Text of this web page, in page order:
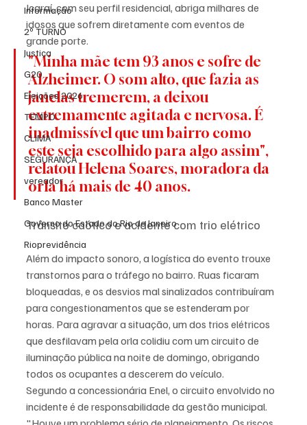
Informação
2º TURNO
Justiça
G20
Eleições 2026
TEMPO
CLIMA
SEGURANÇA
vereador
Banco Master
Governo do Estado do Rio de Janeiro
Rioprevidência
Icaraí, com seu perfil residencial, abriga milhares de
idosos que sofrem diretamente com eventos de
grande porte.
"Minha mãe tem 93 anos e sofre de
Alzheimer. O som alto, que fazia as
janelas tremerem, a deixou
extremamente agitada e nervosa. É
inadmissível que um bairro como
este seja escolhido para algo assim",
relatou Helena Soares, moradora da
orla há mais de 40 anos.
Trânsito caótico e acidente com trio elétrico
Além do impacto sonoro, a logística do evento trouxe
transtornos para o tráfego no bairro. Ruas ficaram
bloqueadas, e os desvios mal sinalizados contribuíram
para congestionamentos que se estenderam por
horas. Para agravar a situação, um dos trios elétricos
que desfilavam pela orla colidiu com um circuito de
iluminação pública na noite de domingo, obrigando
todos os ocupantes a descerem do veículo.
Segundo a concessionária Enel, o circuito envolvido no
incidente é de responsabilidade da gestão municipal.